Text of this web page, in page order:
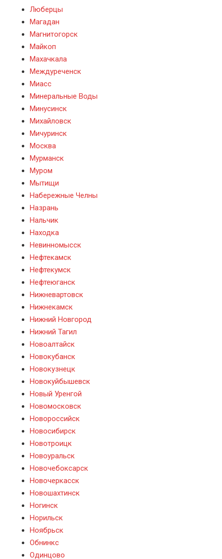
Люберцы
Магадан
Магнитогорск
Майкоп
Махачкала
Междуреченск
Миасс
Минеральные Воды
Минусинск
Михайловск
Мичуринск
Москва
Мурманск
Муром
Мытищи
Набережные Челны
Назрань
Нальчик
Находка
Невинномысск
Нефтекамск
Нефтекумск
Нефтеюганск
Нижневартовск
Нижнекамск
Нижний Новгород
Нижний Тагил
Новоалтайск
Новокубанск
Новокузнецк
Новокуйбышевск
Новый Уренгой
Новомосковск
Новороссийск
Новосибирск
Новотроицк
Новоуральск
Новочебоксарск
Новочеркасск
Новошахтинск
Ногинск
Норильск
Ноябрьск
Обнинкс
Одинцово